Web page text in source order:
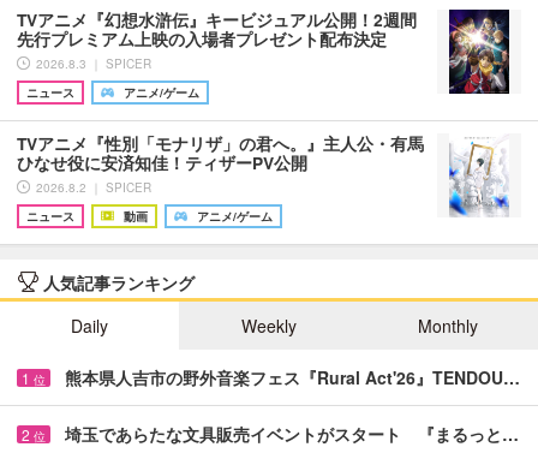
TVアニメ『幻想水滸伝』キービジュアル公開！2週間
先行プレミアム上映の入場者プレゼント配布決定
2026.8.3 ｜ SPICER
ニュース
アニメ/ゲーム
TVアニメ『性別「モナリザ」の君へ。』主人公・有馬
ひなせ役に安済知佳！ティザーPV公開
2026.8.2 ｜ SPICER
ニュース
動画 アニメ/ゲーム
人気記事ランキング
Daily
Weekly Monthly
1 位 熊本県人吉市の野外音楽フェス『Rural Act'26』TENDOU…
2 位 埼玉であらたな文具販売イベントがスタート 『まるっと…